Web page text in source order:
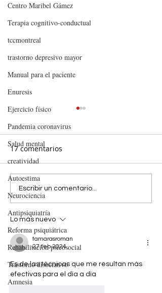
Centro Maribel Gámez
Terapia cognitivo-conductual
tccmontreal
trastorno depresivo mayor
Manual para el paciente
Enuresis
Ejercicio físico
Pandemia coronavirus
Salud mental
creatividad
Autoestima
Neurociencia
Antipsiquiatría
Reforma psiquiátrica
Rehabilitación psicosocial
Trastorno disociativo
Amnesia
EL FLIRTEO ES COSA DEL
VERANO
17 comentarios
Escribir un comentario...
Lo más nuevo
tamarasroman
27 feb 2024
Es de las técnicas que me resultan más
efectivas para el día a día